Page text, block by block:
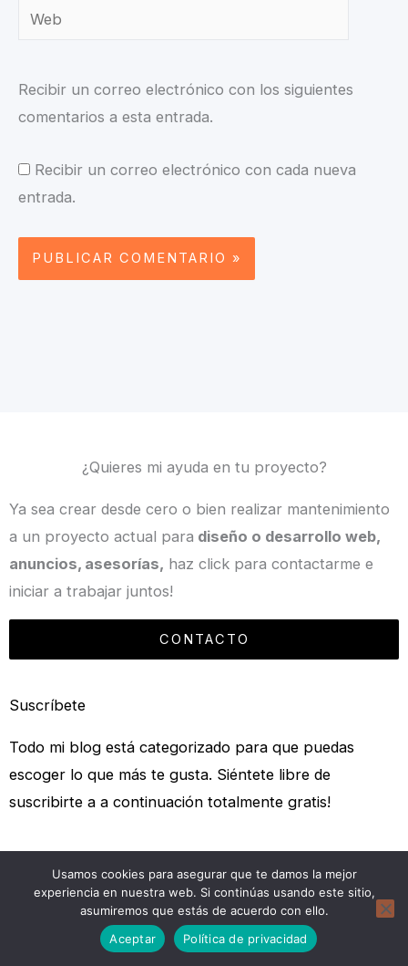
Web
Recibir un correo electrónico con los siguientes
comentarios a esta entrada.
Recibir un correo electrónico con cada nueva
entrada.
¿Quieres mi ayuda en tu proyecto?
Ya sea crear desde cero o bien realizar mantenimiento
a un proyecto actual para diseño o desarrollo web,
anuncios, asesorías, haz click para contactarme e
iniciar a trabajar juntos!
CONTACTO
Suscríbete
Todo mi blog está categorizado para que puedas
escoger lo que más te gusta. Siéntete libre de
suscribirte a a continuación totalmente gratis!
Descuentos – Promociones – Blog – Podcast –
Nuevos servicios
Usamos cookies para asegurar que te damos la mejor
experiencia en nuestra web. Si continúas usando este sitio,
asumiremos que estás de acuerdo con ello.
Aceptar
Política de privacidad